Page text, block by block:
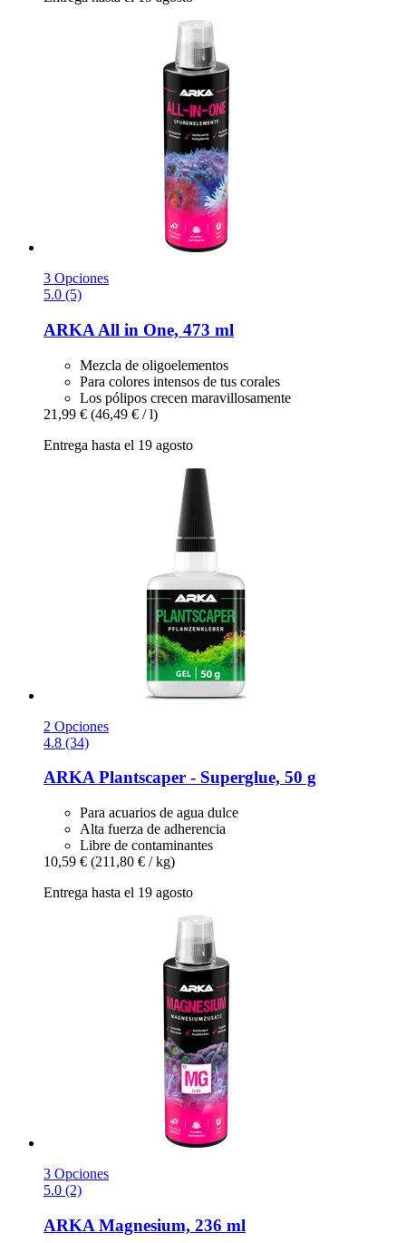
3 Opciones
5.0 (5)
ARKA All in One, 473 ml
Mezcla de oligoelementos
Para colores intensos de tus corales
Los pólipos crecen maravillosamente
21,99 € (46,49 € / l)
Entrega hasta el 19 agosto
2 Opciones
4.8 (34)
ARKAPlantscaper -​ Superglue, 50 g
Para acuarios de agua dulce
Alta fuerza de adherencia
Libre de contaminantes
10,59 € (211,80 € / kg)
Entrega hasta el 19 agosto
3 Opciones
5.0 (2)
ARKA Magnesium, 236 ml